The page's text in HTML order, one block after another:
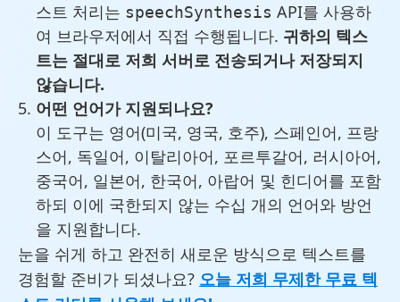
스트 처리는 speechSynthesis API를 사용하
여 브라우저에서 직접 수행됩니다. 귀하의 텍스
트는 절대로 저희 서버로 전송되거나 저장되지
않습니다.
어떤 언어가 지원되나요?
이 도구는 영어(미국, 영국, 호주), 스페인어, 프랑
스어, 독일어, 이탈리아어, 포르투갈어, 러시아어,
중국어, 일본어, 한국어, 아랍어 및 힌디어를 포함
하되 이에 국한되지 않는 수십 개의 언어와 방언
을 지원합니다.
눈을 쉬게 하고 완전히 새로운 방식으로 텍스트를
경험할 준비가 되셨나요? 오늘 저희 무제한 무료 텍